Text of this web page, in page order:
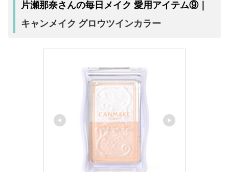
片瀬那奈さんの毎日メイク 愛用アイテム⑨｜
キャンメイク グロウツインカラー